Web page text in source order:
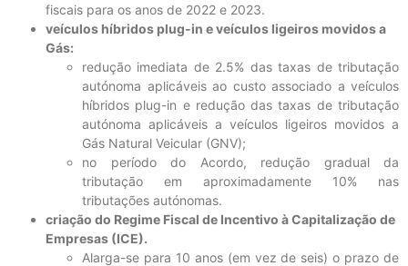
fiscais para os anos de 2022 e 2023.
veículos híbridos plug-in e veículos ligeiros movidos a
Gás:
redução imediata de 2.5% das taxas de tributação
autónoma aplicáveis ao custo associado a veículos
híbridos plug-in e redução das taxas de tributação
autónoma aplicáveis a veículos ligeiros movidos a
Gás Natural Veicular (GNV);
no período do Acordo, redução gradual da
tributação em aproximadamente 10% nas
tributações autónomas.
criação do Regime Fiscal de Incentivo à Capitalização de
Empresas (ICE).
Alarga-se para 10 anos (em vez de seis) o prazo de